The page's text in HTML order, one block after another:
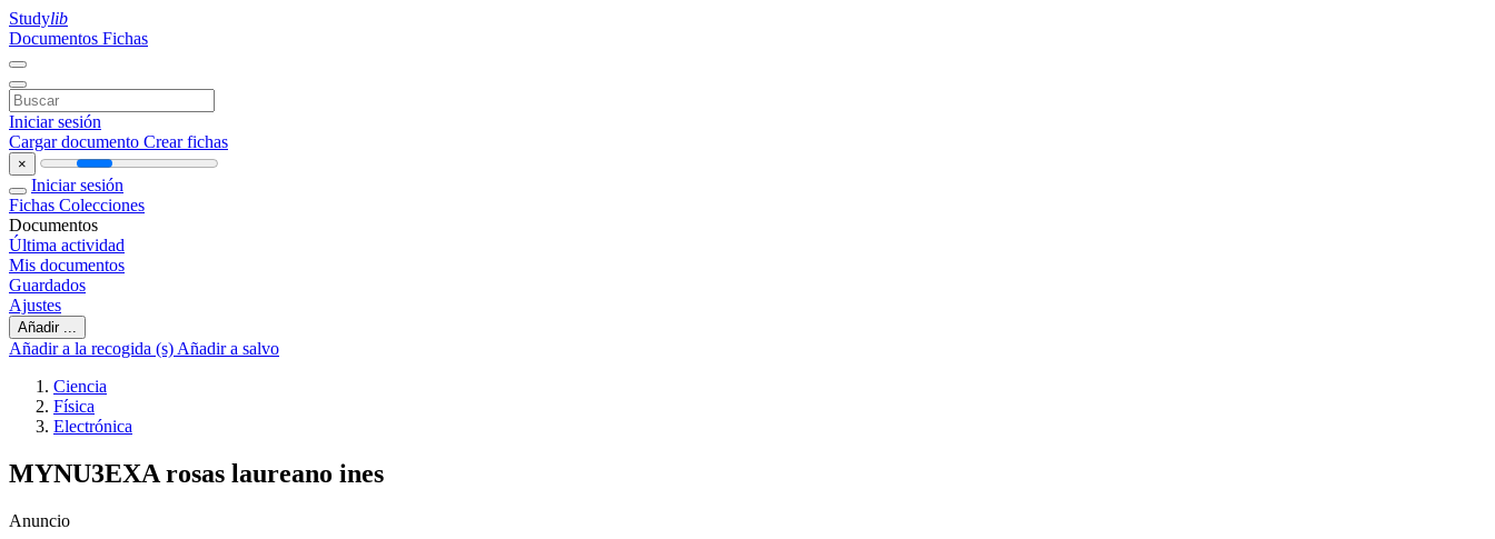
Studylib
Documentos Fichas
Iniciar sesión
Cargar documento Crear fichas
×
Iniciar sesión
Fichas Colecciones
Documentos
Última actividad
Mis documentos
Guardados
Ajustes
Añadir ...
Añadir a la recogida (s) Añadir a salvo
Ciencia
Física
Electrónica
MYNU3EXA rosas laureano ines
Anuncio